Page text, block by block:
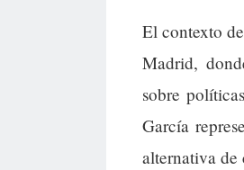
El contexto
Madrid,
sobre
García
alternativa de